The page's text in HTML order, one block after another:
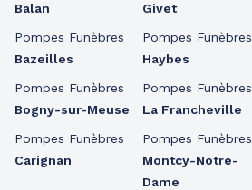
Balan
Pompes Funèbres
Bazeilles
Pompes Funèbres
Bogny-sur-Meuse
Pompes Funèbres
Carignan
Givet
Pompes Funèbres
Haybes
Pompes Funèbres
La Francheville
Pompes Funèbres
Montcy-Notre-
Dame